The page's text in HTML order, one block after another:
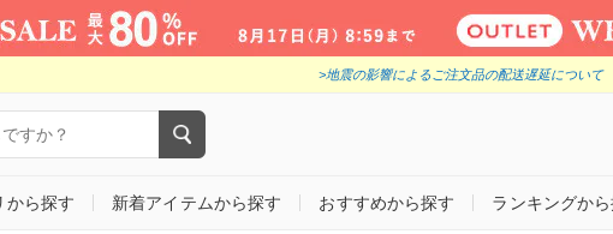
>地震の影響によるご注文品の配送遅延について
から探す 新着アイテムから探す おすすめから探す ランキングか